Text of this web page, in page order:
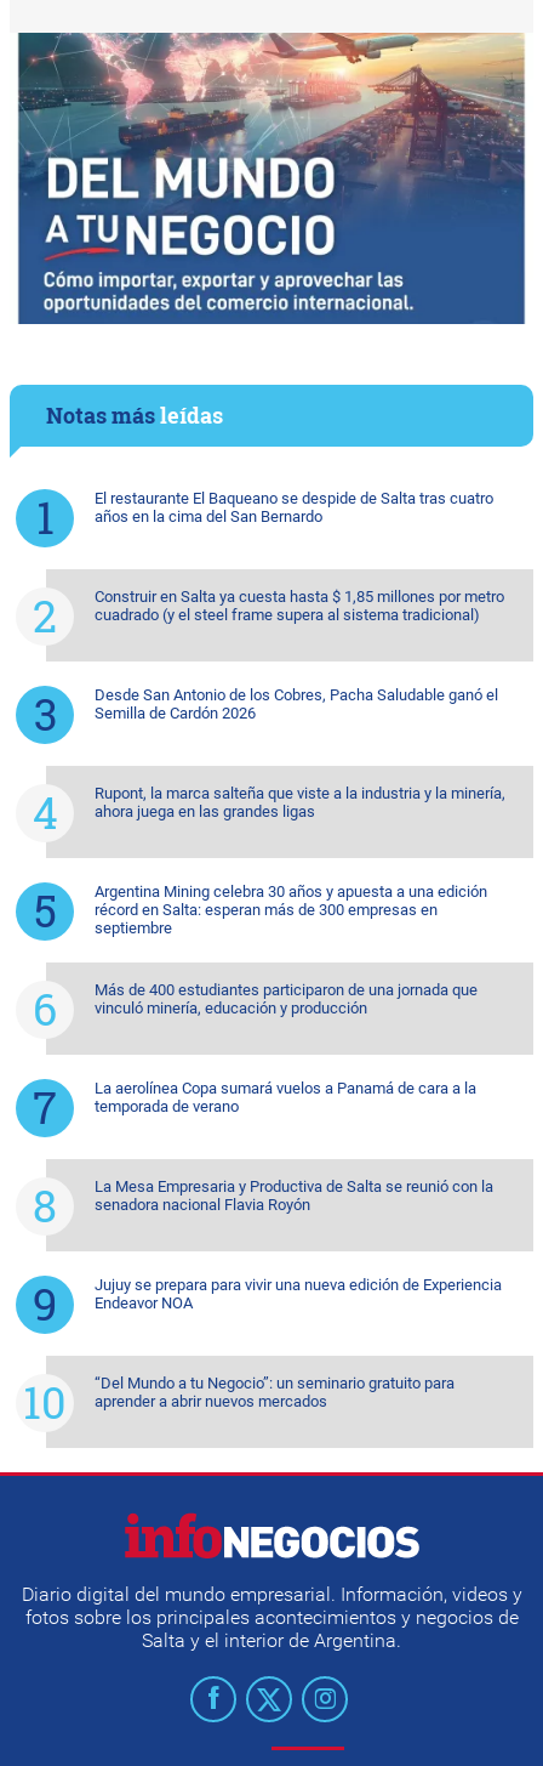
Notas másleídas
El restaurante El Baqueano se despide de Salta tras cuatro
años en la cima del San Bernardo
Construir en Salta ya cuesta hasta $ 1,85 millones por metro
cuadrado (y el steel frame supera al sistema tradicional)
Desde San Antonio de los Cobres, Pacha Saludable ganó el
Semilla de Cardón 2026
Rupont, la marca salteña que viste a la industria y la minería,
ahora juega en las grandes ligas
Argentina Mining celebra 30 años y apuesta a una edición
récord en Salta: esperan más de 300 empresas en
septiembre
Más de 400 estudiantes participaron de una jornada que
vinculó minería, educación y producción
La aerolínea Copa sumará vuelos a Panamá de cara a la
temporada de verano
La Mesa Empresaria y Productiva de Salta se reunió con la
senadora nacional Flavia Royón
Jujuy se prepara para vivir una nueva edición de Experiencia
Endeavor NOA
“Del Mundo a tu Negocio”: un seminario gratuito para
aprender a abrir nuevos mercados
Diario digital del mundo empresarial. Información, videos y
fotos sobre los principales acontecimientos y negocios de
Salta y el interior de Argentina.